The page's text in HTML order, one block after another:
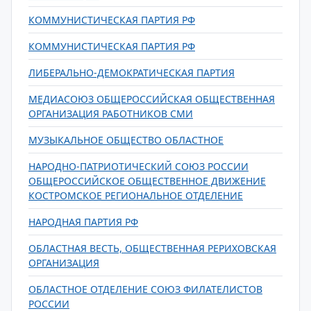
КОММУНИСТИЧЕСКАЯ ПАРТИЯ РФ
КОММУНИСТИЧЕСКАЯ ПАРТИЯ РФ
ЛИБЕРАЛЬНО-ДЕМОКРАТИЧЕСКАЯ ПАРТИЯ
МЕДИАСОЮЗ ОБЩЕРОССИЙСКАЯ ОБЩЕСТВЕННАЯ
ОРГАНИЗАЦИЯ РАБОТНИКОВ СМИ
МУЗЫКАЛЬНОЕ ОБЩЕСТВО ОБЛАСТНОЕ
НАРОДНО-ПАТРИОТИЧЕСКИЙ СОЮЗ РОССИИ
ОБЩЕРОССИЙСКОЕ ОБЩЕСТВЕННОЕ ДВИЖЕНИЕ
КОСТРОМСКОЕ РЕГИОНАЛЬНОЕ ОТДЕЛЕНИЕ
НАРОДНАЯ ПАРТИЯ РФ
ОБЛАСТНАЯ ВЕСТЬ, ОБЩЕСТВЕННАЯ РЕРИХОВСКАЯ
ОРГАНИЗАЦИЯ
ОБЛАСТНОЕ ОТДЕЛЕНИЕ СОЮЗ ФИЛАТЕЛИСТОВ
РОССИИ